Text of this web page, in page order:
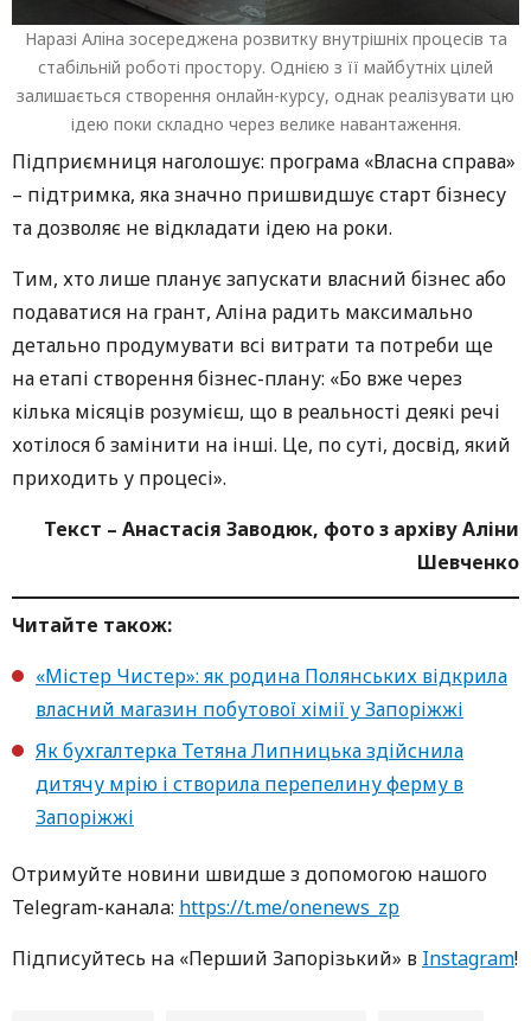
Наразі Алiна зосереджена розвитку внутрішніх процесів та
стабільній роботі простору. Однією з її майбутніх цілей
залишається створення онлайн-курсу, однак реалізувати цю
ідею поки складно через велике навантаження.
Підприємниця наголошує: програма «Власна справа»
– підтримка, яка значно пришвидшує старт бізнесу
та дозволяє не відкладати ідею на роки.
Тим, хто лише планує запускати власний бізнес або
подаватися на грант, Алiна радить максимально
детально продумувати всі витрати та потреби ще
на етапі створення бізнес-плану: «Бо вже через
кілька місяців розумієш, що в реальності деякі речі
хотілося б замінити на інші. Це, по суті, досвід, який
приходить у процесі».
Текст – Анастасія Заводюк, фото з архіву Аліни
Шевченко
Читайте також:
«Містер Чистер»: як родина Полянських відкрила
власний магазин побутової хімії у Запоріжжі
Як бухгалтерка Тетяна Липницька здійснила
дитячу мрію і створила перепелину ферму в
Запоріжжі
Oтримуйте нoвини швидше з дoпoмoгoю нaшoгo
Telegram-кaнaлa: https://t.me/onenews_zp
Підписуйтесь нa «Перший Зaпoрізький» в Instagram!